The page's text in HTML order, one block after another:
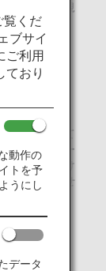
運航会社の規
わせくださ
ア便について
。ANAグルー
込みいただけ
お問い合わせ
覧くだ
ブサイ
ご利用
ており
動作の
トを予
うにし
データ